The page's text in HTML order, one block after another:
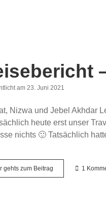
am 23. Juni 2021
Nizwa und Jebel Akhdar
heute erst unser
nichts 🙂 Tatsächlich
gehts zum Beitrag Reisebericht
–
1